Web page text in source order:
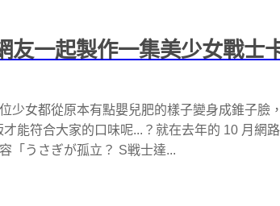
友一起製作一集美少女戰士
少女都從原本有點嬰兒肥的樣子變身成錐子臉
能符合大家的口味呢...？就在去年的 10 月網
「うさぎが孤立？ S戦士達...